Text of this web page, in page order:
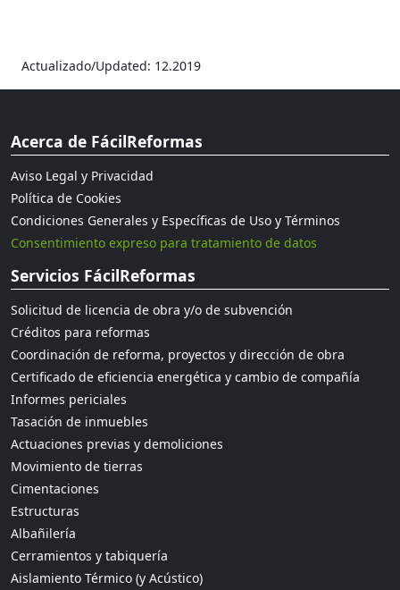
Actualizado/Updated: 12.2019
Acerca de FácilReformas
Aviso Legal y Privacidad
Política de Cookies
Condiciones Generales y Específicas de Uso y Términos
Consentimiento expreso para tratamiento de datos
Servicios FácilReformas
Solicitud de licencia de obra y/o de subvención
Créditos para reformas
Coordinación de reforma, proyectos y dirección de obra
Certificado de eficiencia energética y cambio de compañía
Informes periciales
Tasación de inmuebles
Actuaciones previas y demoliciones
Movimiento de tierras
Cimentaciones
Estructuras
Albañilería
Cerramientos y tabiquería
Aislamiento Térmico (y Acústico)